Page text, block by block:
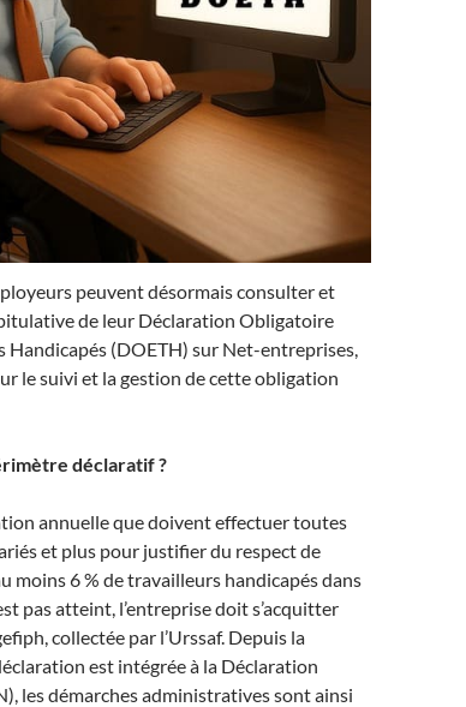
peuvent désormais consulter et
de leur Déclaration Obligatoire
Handicapés (DOETH) sur Net-entreprises,
le suivi et la gestion de cette obligation
déclaratif ?
annuelle que doivent effectuer toutes
et plus pour justifier du respect de
moins 6 % de travailleurs handicapés dans
pas atteint, l’entreprise doit s’acquitter
collectée par l’Urssaf. Depuis la
est intégrée à la Déclaration
les démarches administratives sont ainsi